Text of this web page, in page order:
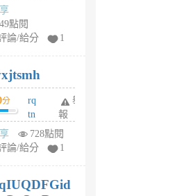
jl
月
前
點閱
論/給分
1
分
rq
tn
jt
gl
個
舉
報
728點閱
論/給分
1